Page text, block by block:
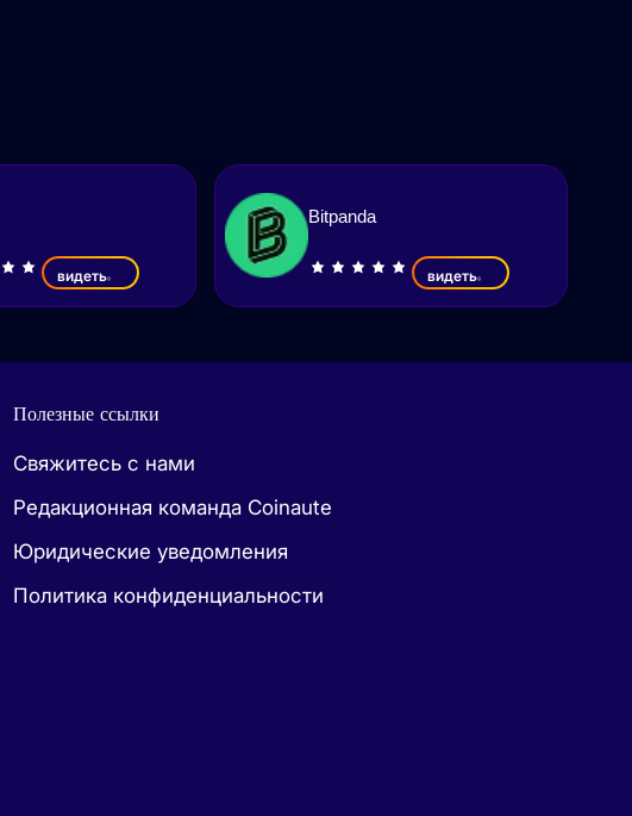
видеть
Bitpanda
видеть
Полезные ссылки
Свяжитесь с нами
Редакционная команда Coinaute
Юридические уведомления
Политика конфиденциальности